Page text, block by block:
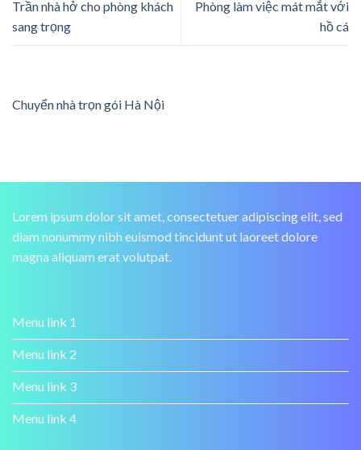
Trần nhà hở cho phòng khách
sang trọng
Phòng làm việc mát mắt với
hồ cá
Chuyển nhà trọn gói Hà Nội
Lorem ipsum dolor sit amet, consectetuer adipiscing elit, sed
diam nonummy nibh euismod tincidunt ut laoreet dolore
magna aliquam erat volutpat.
Menu link 1
Menu link 2
Menu link 3
Menu link 4